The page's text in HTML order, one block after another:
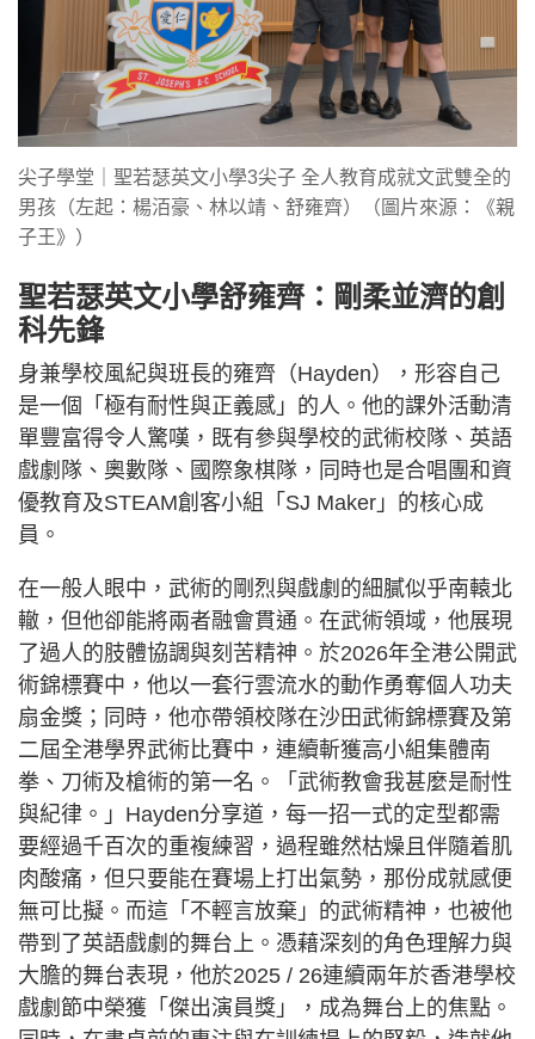
尖子學堂｜聖若瑟英文小學3尖子 全人教育成就文武雙全的
男孩（左起：楊洦豪、林以靖、舒雍齊）（圖片來源：《親
子王》）
聖若瑟英文小學舒雍齊：剛柔並濟的創
科先鋒
身兼學校風紀與班長的雍齊（Hayden），形容自己
是一個「極有耐性與正義感」的人。他的課外活動清
單豐富得令人驚嘆，既有參與學校的武術校隊、英語
戲劇隊、奧數隊、國際象棋隊，同時也是合唱團和資
優教育及STEAM創客小組「SJ Maker」的核心成
員。
在一般人眼中，武術的剛烈與戲劇的細膩似乎南轅北
轍，但他卻能將兩者融會貫通。在武術領域，他展現
了過人的肢體協調與刻苦精神。於2026年全港公開武
術錦標賽中，他以一套行雲流水的動作勇奪個人功夫
扇金獎；同時，他亦帶領校隊在沙田武術錦標賽及第
二屆全港學界武術比賽中，連續斬獲高小組集體南
拳、刀術及槍術的第一名。「武術教會我甚麼是耐性
與紀律。」Hayden分享道，每一招一式的定型都需
要經過千百次的重複練習，過程雖然枯燥且伴隨着肌
肉酸痛，但只要能在賽場上打出氣勢，那份成就感便
無可比擬。而這「不輕言放棄」的武術精神，也被他
帶到了英語戲劇的舞台上。憑藉深刻的角色理解力與
大膽的舞台表現，他於2025 / 26連續兩年於香港學校
戲劇節中榮獲「傑出演員獎」，成為舞台上的焦點。